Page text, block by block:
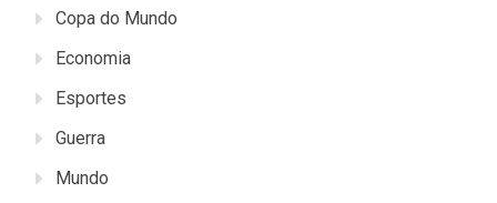
Copa do Mundo
Economia
Esportes
Guerra
Mundo